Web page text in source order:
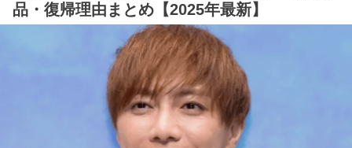
品・復帰理由まとめ【2025年最新】